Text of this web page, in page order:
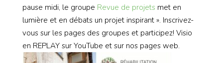
pause midi, le groupe Revue de projets met en
lumière et en débats un projet inspirant ». Inscrivez-
vous sur les pages des groupes et participez! Visio
en REPLAY sur YouTube et sur nos pages web.